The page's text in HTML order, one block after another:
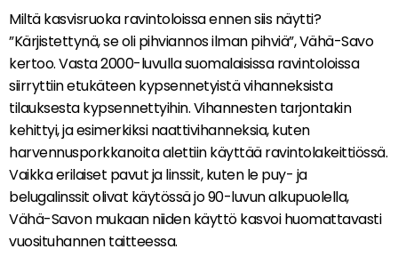
Miltä kasvisruoka ravintoloissa ennen siis näytti?
”Kärjistettynä, se oli pihviannos ilman pihviä”, Vähä-Savo
kertoo. Vasta 2000-luvulla suomalaisissa ravintoloissa
siirryttiin etukäteen kypsennetyistä vihanneksista
tilauksesta kypsennettyihin. Vihannesten tarjontakin
kehittyi, ja esimerkiksi naattivihanneksia, kuten
harvennusporkkanoita alettiin käyttää ravintolakeittiössä.
Vaikka erilaiset pavut ja linssit, kuten le puy- ja
belugalinssit olivat käytössä jo 90-luvun alkupuolella,
Vähä-Savon mukaan niiden käyttö kasvoi huomattavasti
vuosituhannen taitteessa.